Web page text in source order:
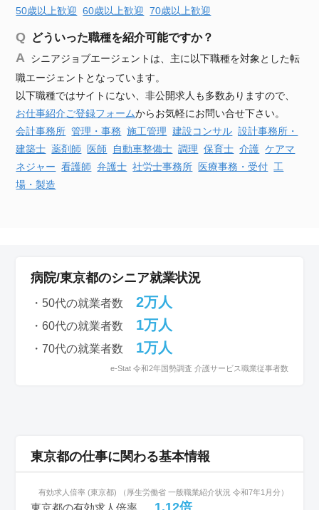
50歳以上歓迎 60歳以上歓迎 70歳以上歓迎
どういった職種を紹介可能ですか？
シニアジョブエージェントは、主に以下職種を対象とした転
職エージェントとなっています。
以下職種ではサイトにない、非公開求人も多数ありますので、
お仕事紹介ご登録フォームからお気軽にお問い合せ下さい。
会計事務所 管理・事務 施工管理 建設コンサル 設計事務所・
建築士 薬剤師 医師 自動車整備士 調理 保育士 介護 ケアマ
ネジャー 看護師 弁護士 社労士事務所 医療事務・受付 工
場・製造
病院/東京都のシニア就業状況
・50代の就業者数 2万人
・60代の就業者数 1万人
・70代の就業者数 1万人
e-Stat 令和2年国勢調査 介護サービス職業従事者数
東京都の仕事に関わる基本情報
有効求人倍率 (東京都) （厚生労働省 一般職業紹介状況 令和7年1月分）
東京都の有効求人倍率 1.12倍